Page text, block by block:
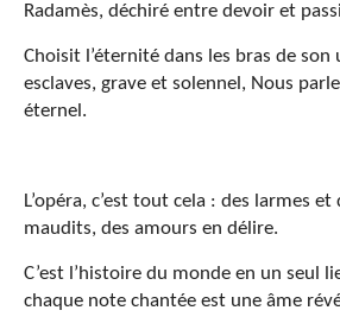
Radamès, déchiré entre devoir et
Choisit l’éternité dans les bras de
esclaves, grave et solennel, Nous
éternel.
L’opéra, c’est tout cela : des larmes
maudits, des amours en délire.
C’est l’histoire du monde en un seul
chaque note chantée est une âme